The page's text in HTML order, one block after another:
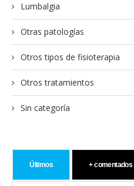
Lumbalgia
Otras patologías
Otros tipos de fisioterapia
Otros tratamientos
Sin categoría
Últimos + comentados